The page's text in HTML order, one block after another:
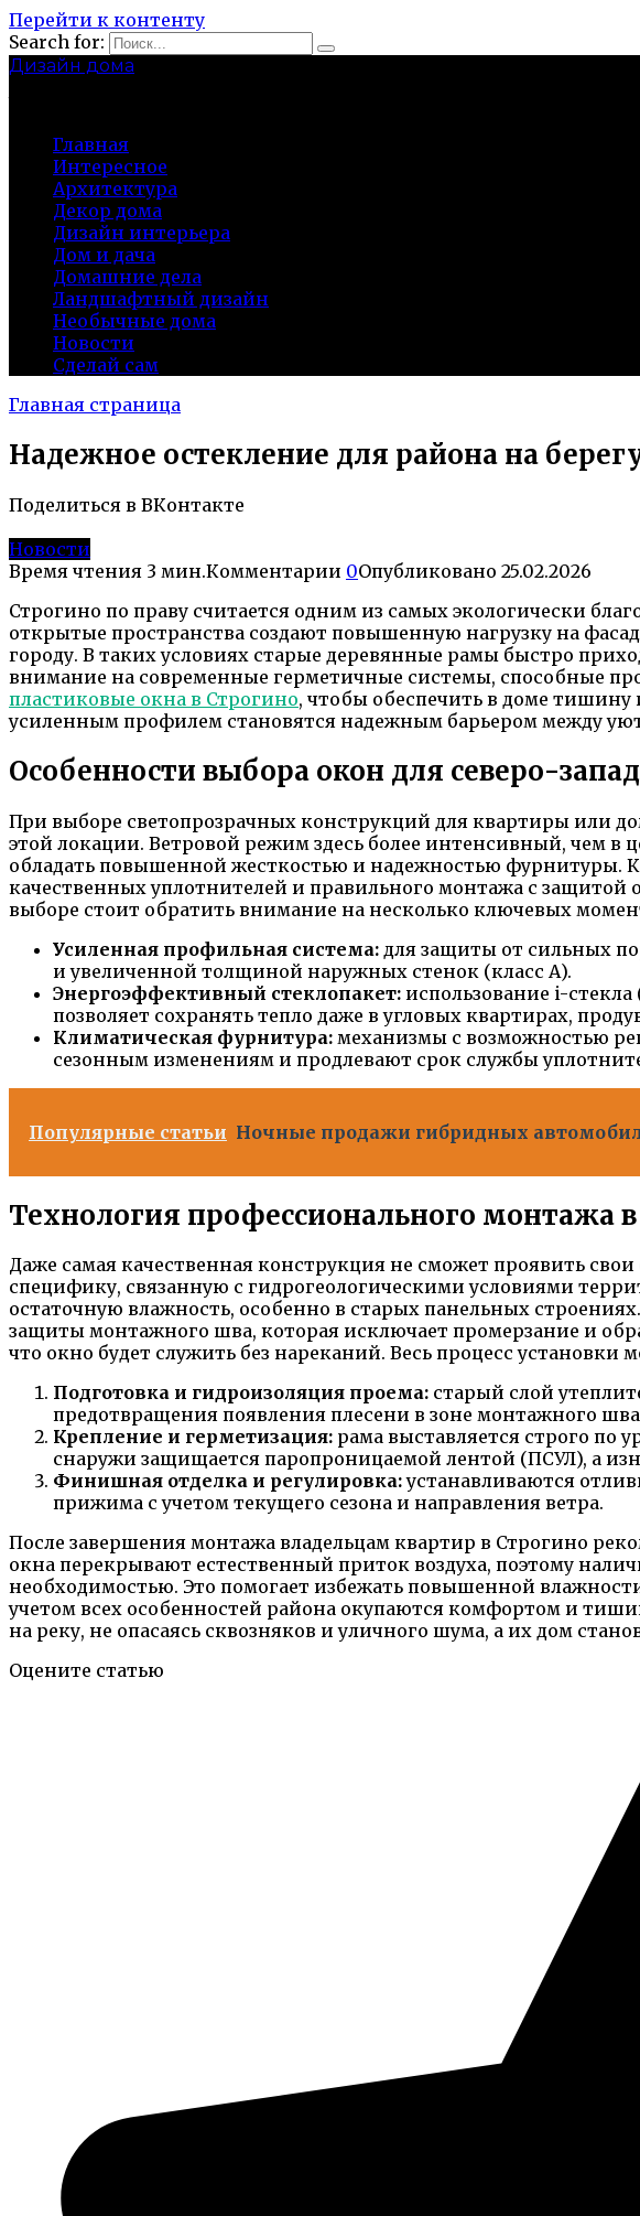
Перейти к контенту
Search for:
Дизайн дома
Главная
Интересное
Архитектура
Декор дома
Дизайн интерьера
Дом и дача
Домашние дела
Ландшафтный дизайн
Необычные дома
Новости
Сделай сам
Главная страница
Надежное остекление для района на
Поделиться в ВКонтакте
Новости
Время чтения 3 мин.Комментарии 0Опубликовано 25.02.2026
Строгино по праву считается одним из самых экологически
открытые пространства создают повышенную нагрузку на
городу. В таких условиях старые деревянные рамы быстро
внимание на современные герметичные системы, способные
пластиковые окна в Строгино, чтобы обеспечить в доме
усиленным профилем становятся надежным барьером между
Особенности выбора окон для северо-
При выборе светопрозрачных конструкций для квартиры или
этой локации. Ветровой режим здесь более интенсивный, чем
обладать повышенной жесткостью и надежностью фурнитуры.
качественных уплотнителей и правильного монтажа с защитой
выборе стоит обратить внимание на несколько ключевых
Усиленная профильная система: для защиты от сильных
и увеличенной толщиной наружных стенок (класс А).
Энергоэффективный стеклопакет: использование i-
позволяет сохранять тепло даже в угловых квартирах,
Климатическая фурнитура: механизмы с возможностью
сезонным изменениям и продлевают срок службы
Популярные статьи Ночные продажи гибридных
Технология профессионального монтажа
Даже самая качественная конструкция не сможет проявить
специфику, связанную с гидрогеологическими условиями
остаточную влажность, особенно в старых панельных
защиты монтажного шва, которая исключает промерзание и
что окно будет служить без нареканий. Весь процесс
Подготовка и гидроизоляция проема: старый слой
предотвращения появления плесени в зоне монтажного
Крепление и герметизация: рама выставляется строго по
снаружи защищается паропроницаемой лентой (ПСУЛ), а
Финишная отделка и регулировка:устанавливаются
прижима с учетом текущего сезона и направления ветра.
После завершения монтажа владельцам квартир в Строгино
окна перекрывают естественный приток воздуха, поэтому
необходимостью. Это помогает избежать повышенной
учетом всех особенностей района окупаются комфортом и
на реку, не опасаясь сквозняков и уличного шума, а их дом
Оцените статью